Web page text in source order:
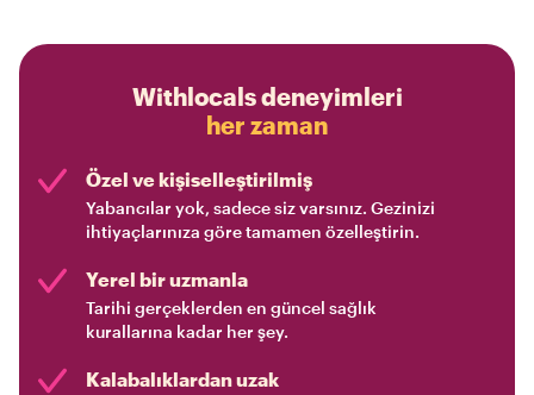
Withlocals deneyimleri
her zaman
Özel ve kişiselleştirilmiş
Yabancılar yok, sadece siz varsınız. Gezinizi
ihtiyaçlarınıza göre tamamen özelleştirin.
Yerel bir uzmanla
Tarihi gerçeklerden en güncel sağlık
kurallarına kadar her şey.
Kalabalıklardan uzak